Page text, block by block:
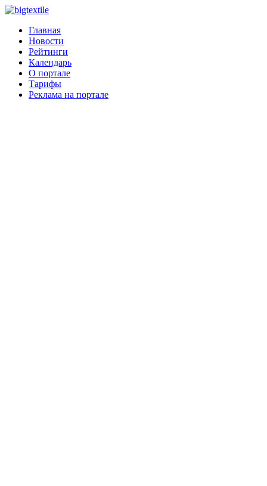
Главная
Новости
Рейтинги
Календарь
О портале
Тарифы
Реклама на портале